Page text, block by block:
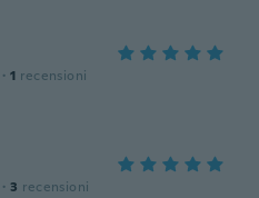
· 1 recensioni
· 3 recensioni